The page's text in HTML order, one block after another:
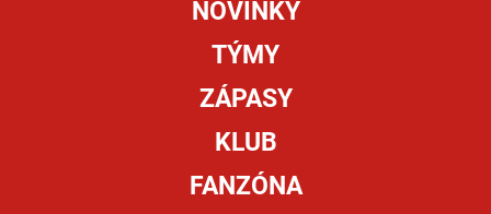
NOVINKY
TÝMY
ZÁPASY
KLUB
FANZÓNA